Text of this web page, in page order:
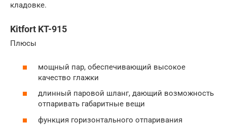
кладовке.
Kitfort KT-915
Плюсы
мощный пар, обеспечивающий высокое
качество глажки
длинный паровой шланг, дающий возможность
отпаривать габаритные вещи
функция горизонтального отпаривания